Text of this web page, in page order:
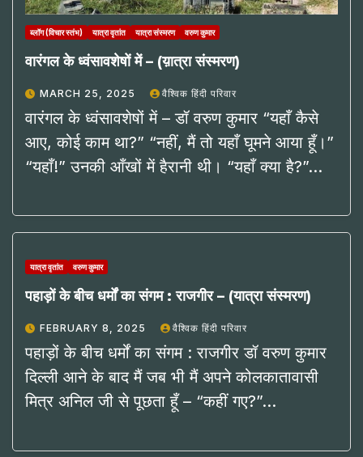
ब्लॉग (विचार स्तंभ) यात्रा वृतांत यात्रा संस्मरण वरुण कुमार
वारंगल के ध्वंसावशेषों में – (य़ात्रा संस्मरण)
MARCH 25, 2025 वैश्विक हिंदी परिवार
वारंगल के ध्वंसावशेषों में – डॉ वरुण कुमार “यहाँ कैसे
आए, कोई काम था?” “नहीं, मैं तो यहाँ घूमने आया हूँ।”
“यहाँ!” उनकी आँखों में हैरानी थी। “यहाँ क्या है?”…
यात्रा वृतांत वरुण कुमार
पहाड़ों के बीच धर्मों का संगम : राजगीर – (यात्रा संस्मरण)
FEBRUARY 8, 2025 वैश्विक हिंदी परिवार
पहाड़ों के बीच धर्मों का संगम : राजगीर डॉ वरुण कुमार
दिल्ली आने के बाद मैं जब भी मैं अपने कोलकातावासी
मित्र अनिल जी से पूछता हूँ – “कहीं गए?”…